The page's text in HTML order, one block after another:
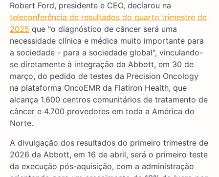
Robert Ford, presidente e CEO, declarou na
teleconferência de resultados do quarto trimestre de
2025 que "o diagnóstico de câncer será uma
necessidade clínica e médica muito importante para
a sociedade - para a sociedade global", vinculando-
se diretamente à integração da Abbott, em 30 de
março, do pedido de testes da Precision Oncology
na plataforma OncoEMR da Flatiron Health, que
alcança 1.600 centros comunitários de tratamento de
câncer e 4.700 provedores em toda a América do
Norte.
A divulgação dos resultados do primeiro trimestre de
2026 da Abbott, em 16 de abril, será o primeiro teste
da execução pós-aquisição, com a administração